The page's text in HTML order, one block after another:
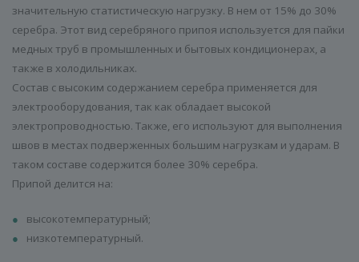
значительную статистическую нагрузку. В нем от 15% до 30%
серебра. Этот вид серебряного припоя используется для пайки
медных труб в промышленных и бытовых кондиционерах, а
также в холодильниках.
Состав с высоким содержанием серебра применяется для
электрооборудования, так как обладает высокой
электропроводностью. Также, его используют для выполнения
швов в местах подверженных большим нагрузкам и ударам. В
таком составе содержится более 30% серебра.
Припой делится на:
высокотемпературный;
низкотемпературный.